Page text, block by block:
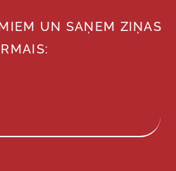
UN SAŅEM ZIŅAS